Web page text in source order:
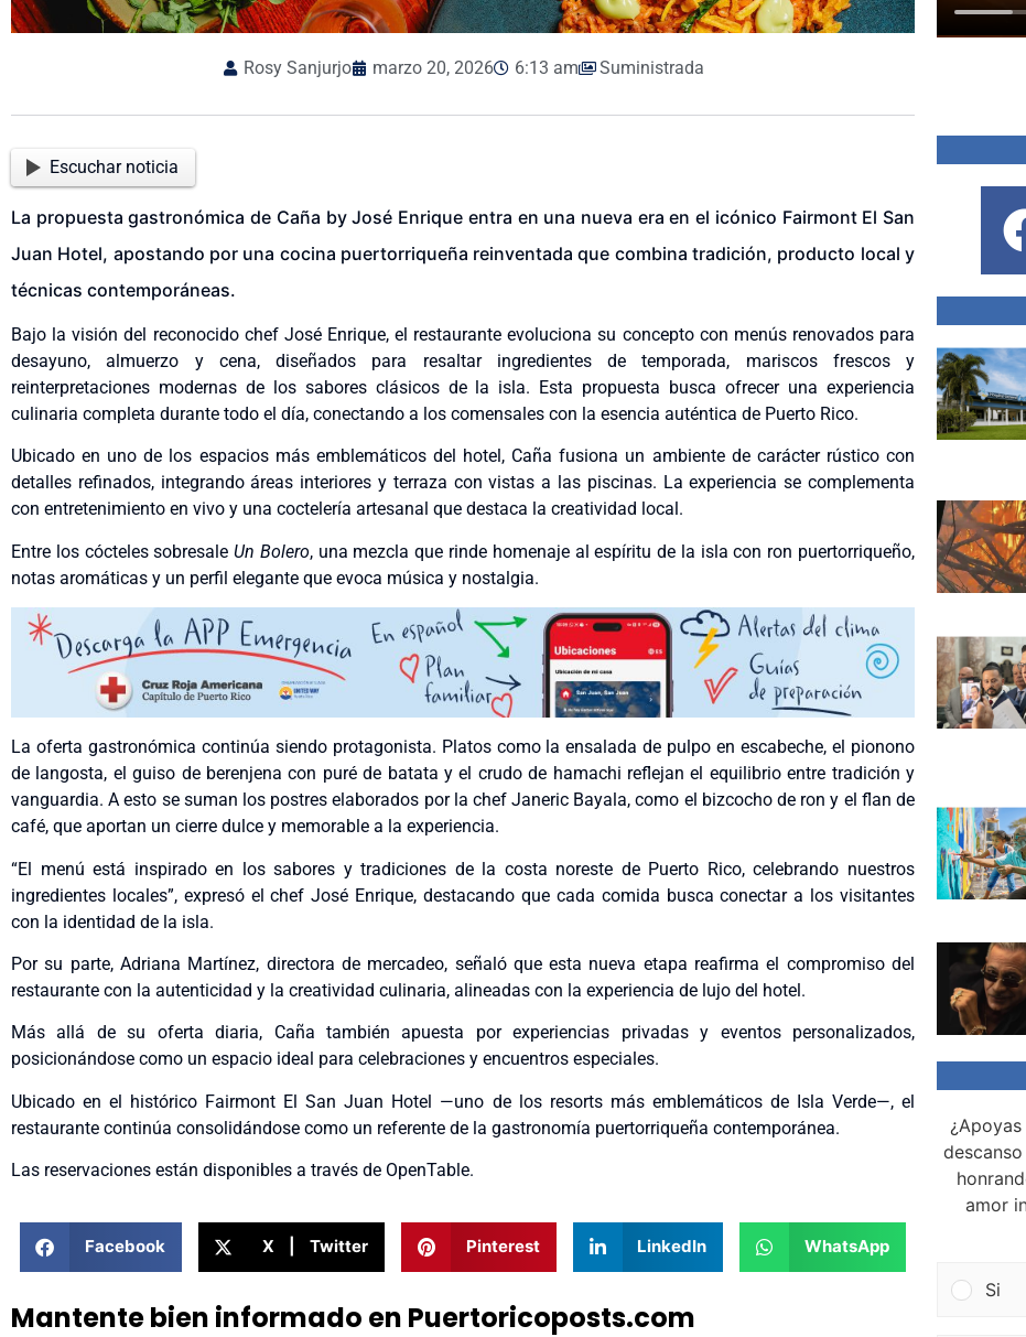
Rosy Sanjurjo marzo 20, 2026 6:13 am Suministrada
Escuchar noticia
La propuesta gastronómica de Caña by José Enrique entra en una nueva era en el icónico Fairmont El San
Juan Hotel, apostando por una cocina puertorriqueña reinventada que combina tradición, producto local y
técnicas contemporáneas.
Bajo la visión del reconocido chef José Enrique, el restaurante evoluciona su concepto con menús renovados para
desayuno, almuerzo y cena, diseñados para resaltar ingredientes de temporada, mariscos frescos y
reinterpretaciones modernas de los sabores clásicos de la isla. Esta propuesta busca ofrecer una experiencia
culinaria completa durante todo el día, conectando a los comensales con la esencia auténtica de Puerto Rico.
Ubicado en uno de los espacios más emblemáticos del hotel, Caña fusiona un ambiente de carácter rústico con
detalles refinados, integrando áreas interiores y terraza con vistas a las piscinas. La experiencia se complementa
con entretenimiento en vivo y una coctelería artesanal que destaca la creatividad local.
Entre los cócteles sobresaleUn Bolero, una mezcla que rinde homenaje al espíritu de la isla con ron puertorriqueño,
notas aromáticas y un perfil elegante que evoca música y nostalgia.
La oferta gastronómica continúa siendo protagonista. Platos como la ensalada de pulpo en escabeche, el pionono
de langosta, el guiso de berenjena con puré de batata y el crudo de hamachi reflejan el equilibrio entre tradición y
vanguardia. A esto se suman los postres elaborados por la chef Janeric Bayala, como el bizcocho de ron y el flan de
café, que aportan un cierre dulce y memorable a la experiencia.
“El menú está inspirado en los sabores y tradiciones de la costa noreste de Puerto Rico, celebrando nuestros
ingredientes locales”, expresó el chef José Enrique, destacando que cada comida busca conectar a los visitantes
con la identidad de la isla.
Por su parte, Adriana Martínez, directora de mercadeo, señaló que esta nueva etapa reafirma el compromiso del
restaurante con la autenticidad y la creatividad culinaria, alineadas con la experiencia de lujo del hotel.
Más allá de su oferta diaria, Caña también apuesta por experiencias privadas y eventos personalizados,
posicionándose como un espacio ideal para celebraciones y encuentros especiales.
Ubicado en el histórico Fairmont El San Juan Hotel —uno de los resorts más emblemáticos de Isla Verde—, el
restaurante continúa consolidándose como un referente de la gastronomía puertorriqueña contemporánea.
Las reservaciones están disponibles a través de OpenTable.
Facebook X | Twitter Pinterest LinkedIn WhatsApp
Mantente bien informado en Puertoricoposts.com
amor
Si